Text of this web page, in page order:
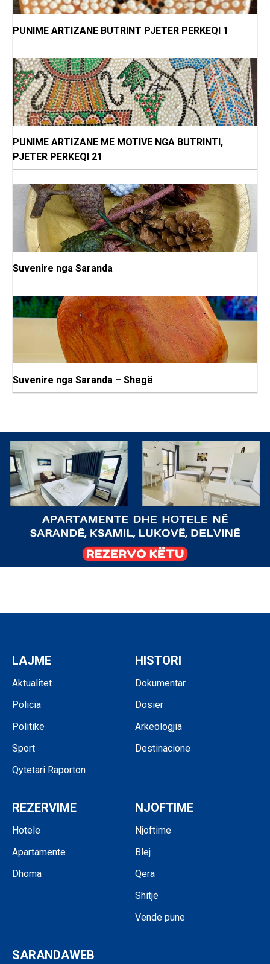
PUNIME ARTIZANE BUTRINT PJETER PERKEQI 1
PUNIME ARTIZANE ME MOTIVE NGA BUTRINTI,
PJETER PERKEQI 21
Suvenire nga Saranda
Suvenire nga Saranda – Shegë
LAJME
Aktualitet
Policia
Politikë
Sport
Qytetari Raporton
HISTORI
Dokumentar
Dosier
Arkeologjia
Destinacione
REZERVIME
Hotele
Apartamente
Dhoma
NJOFTIME
Njoftime
Blej
Qera
Shitje
Vende pune
SARANDAWEB